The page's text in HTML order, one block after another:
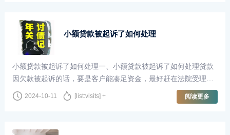
小额贷款被起诉了如何处理
小额贷款被起诉了如何处理一、小额贷款被起诉了如何处理贷款
因欠款被起诉的话，要是客户能凑足资金，最好赶在法院受理前
将欠款给还清，届时贷款经办银行（贷款机构/平台）自然会撤
诉。而若是借他人钱还的欠款，那在贷···
2024-10-11 [list:visits] + 阅读更多